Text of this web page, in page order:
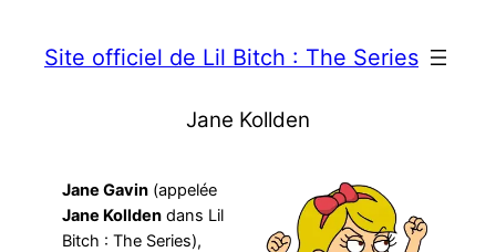
Site officiel de Lil Bitch : The Series
Jane Kollden
Jane Gavin (appelée
Jane Kollden dans Lil
Bitch : The Series),